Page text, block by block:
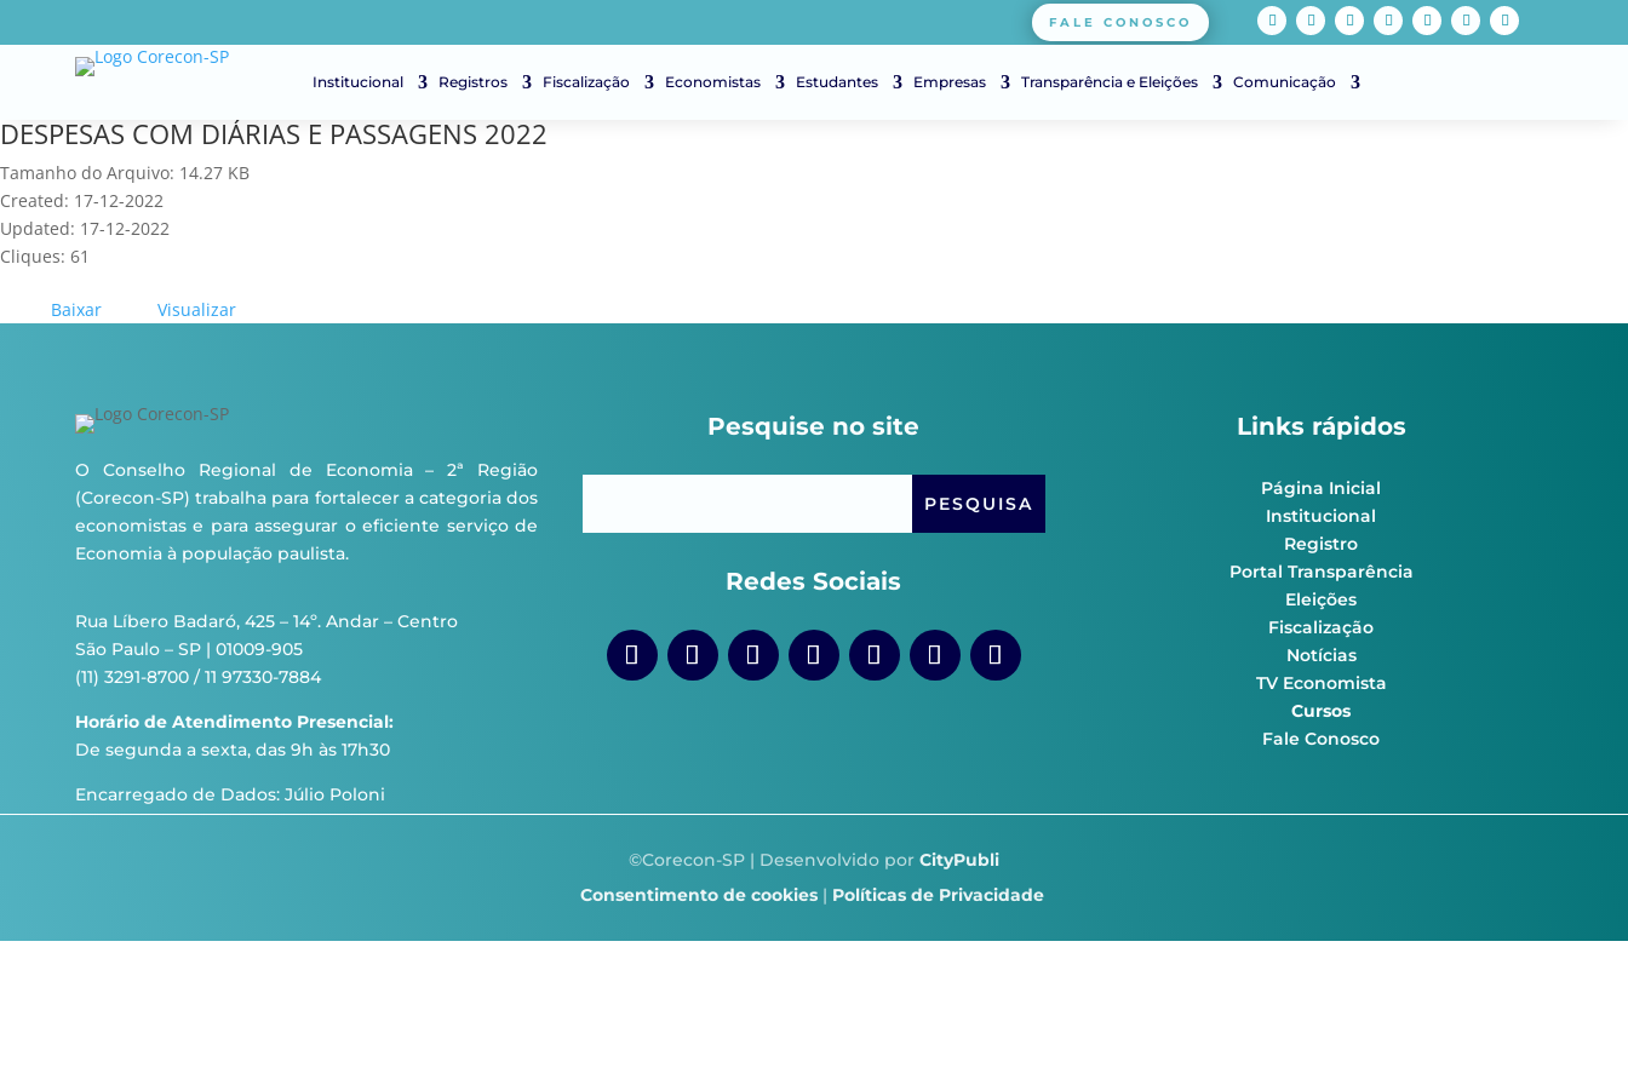
FALE CONOSCO
Institucional Registros Fiscalização Economistas Estudantes Empresas Transparência e Eleições Comunicação
DESPESAS COM DIÁRIAS E PASSAGENS 2022
Tamanho do Arquivo: 14.27 KB
Created: 17-12-2022
Updated: 17-12-2022
Cliques: 61
Baixar Visualizar
O Conselho Regional de Economia – 2ª Região
(Corecon-SP) trabalha para fortalecer a categoria dos
economistas e para assegurar o eficiente serviço de
Economia à população paulista.
Rua Líbero Badaró, 425 – 14º. Andar – Centro
São Paulo – SP | 01009-905
(11) 3291-8700 / 11 97330-7884
Horário de Atendimento Presencial:
De segunda a sexta, das 9h às 17h30
Encarregado de Dados: Júlio Poloni
Pesquise no site
Redes Sociais
Links rápidos
Página Inicial
Institucional
Registro
Portal Transparência
Eleições
Fiscalização
Notícias
TV Economista
Cursos
Fale Conosco
©Corecon-SP | Desenvolvido por CityPubli
Consentimento de cookies| Políticas de Privacidade